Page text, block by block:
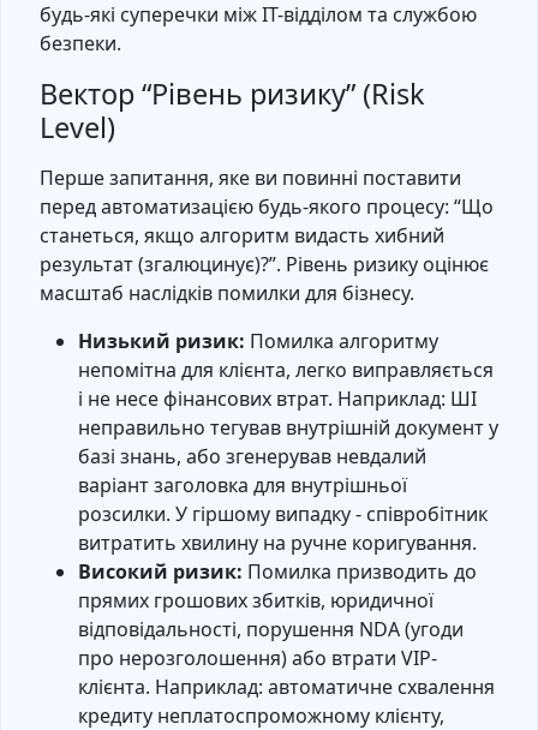
будь-які суперечки між IT-відділом та службою
безпеки.
Вектор “Рівень ризику” (Risk
Level)
Перше запитання, яке ви повинні поставити
перед автоматизацією будь-якого процесу: “Що
станеться, якщо алгоритм видасть хибний
результат (згалюцинує)?”. Рівень ризику оцінює
масштаб наслідків помилки для бізнесу.
Низький ризик: Помилка алгоритму
непомітна для клієнта, легко виправляється
і не несе фінансових втрат. Наприклад: ШІ
неправильно тегував внутрішній документ у
базі знань, або згенерував невдалий
варіант заголовка для внутрішньої
розсилки. У гіршому випадку - співробітник
витратить хвилину на ручне коригування.
Високий ризик: Помилка призводить до
прямих грошових збитків, юридичної
відповідальності, порушення NDA (угоди
про нерозголошення) або втрати VIP-
клієнта. Наприклад: автоматичне схвалення
кредиту неплатоспроможному клієнту,